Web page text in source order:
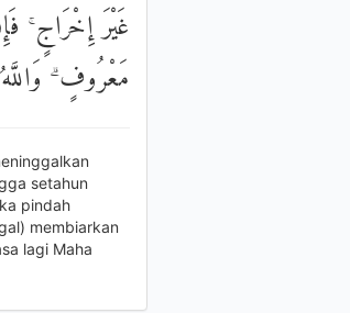
غَيْرَ إِخْرَاجٍ
مَعْرُوفٍ
setahun
pindah
membiarkan
lagi Maha